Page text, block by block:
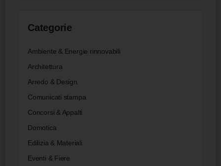
Categorie
Ambiente & Energie rinnovabili
Architettura
Arredo & Design
Comunicati stampa
Concorsi & Appalti
Domotica
Edilizia & Materiali
Eventi & Fiere